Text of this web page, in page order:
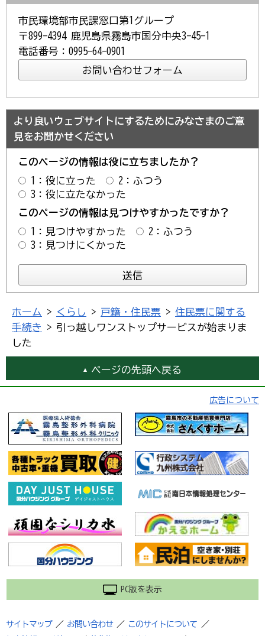
市民環境部市民課窓口第1グループ
〒899-4394 鹿児島県霧島市国分中央3-45-1
電話番号：0995-64-0901
より良いウェブサイトにするためにみなさまのご意
見をお聞かせください
このページの情報は役に立ちましたか？
1：役に立った
2：ふつう
3：役に立たなかった
このページの情報は見つけやすかったですか？
1：見つけやすかった
2：ふつう
3：見つけにくかった
ホーム > くらし > 戸籍・住民票 > 住民票に関する
手続き
> 引っ越しワンストップサービスが始まりま
した
ページの先頭へ戻る
広告について
PC版を表示
サイトマップ ／ お問い合わせ ／ このサイトについて
／